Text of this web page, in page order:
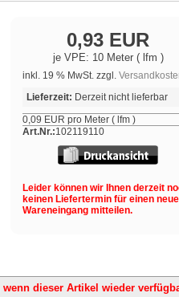
0,93 EUR
je VPE: 10 Meter ( lfm )
inkl. 19 % MwSt. zzgl.
Lieferzeit: Derzeit nicht lieferbar
0,09 EUR pro Meter ( lfm )
Art.Nr.:102119110
Leider können wir Ihnen derzeit
keinen Liefertermin für einen
Wareneingang mitteilen.
wenn dieser Artikel wieder